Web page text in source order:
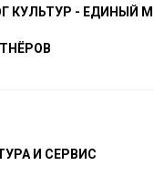
КУЛЬТУР - ЕДИНЫЙ
И СЕРВИС